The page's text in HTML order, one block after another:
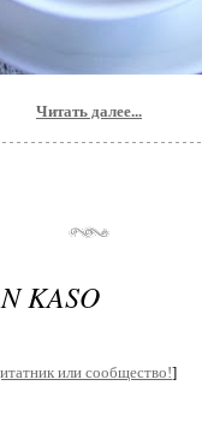
Читать далее...
KASO
или сообщество!]